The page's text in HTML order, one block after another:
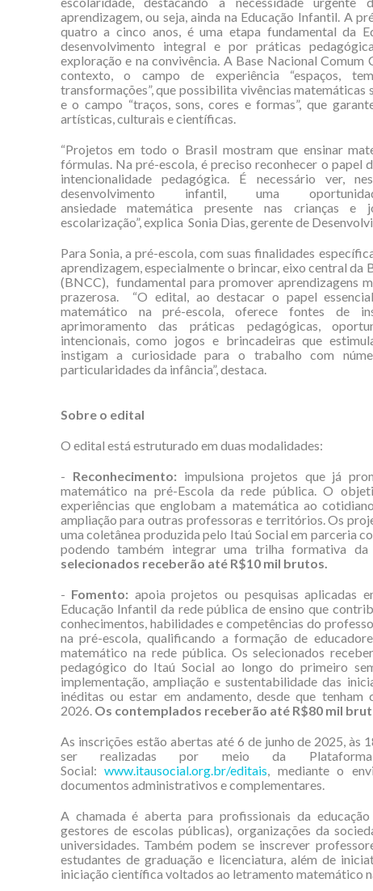
aprendizagem, ou seja, ainda na Educação Infantil. A
quatro a cinco anos, é uma etapa fundamental da
desenvolvimento integral e por práticas
exploração e na convivência. A Base Nacional Comum
contexto, o campo de experiência “espaços,
transformações”, que possibilita vivências
e o campo “traços, sons, cores e formas”, que
artísticas, culturais e científicas.
“Projetos em todo o Brasil mostram que ensinar
fórmulas. Na pré-escola, é preciso reconhecer o papel
intencionalidade pedagógica. É necessário ver,
desenvolvimento infantil, uma
ansiedade matemática presente nas crianças e
escolarização”, explica Sonia Dias, gerente de
Para Sonia, a pré-escola, com suas finalidades
aprendizagem, especialmente o brincar, eixo central da
(BNCC), fundamental para promover aprendizagens
prazerosa. “O edital, ao destacar o papel
matemático na pré-escola, oferece fontes de
aprimoramento das práticas pedagógicas,
intencionais, como jogos e brincadeiras que
instigam a curiosidade para o trabalho com
particularidades da infância”, destaca.
Sobre o edital
O edital está estruturado em duas modalidades:
- Reconhecimento: impulsiona projetos que já
matemático na pré-Escola da rede pública. O
experiências que englobam a matemática ao
ampliação para outras professoras e territórios. Os
uma coletânea produzida pelo Itaú Social em parceria
podendo também integrar uma trilha formativa da
selecionados receberão até R$10 mil brutos.
- Fomento: apoia projetos ou pesquisas aplicadas
Educação Infantil da rede pública de ensino que
conhecimentos, habilidades e competências do
na pré-escola, qualificando a formação de
matemático na rede pública. Os selecionados
pedagógico do Itaú Social ao longo do primeiro
implementação, ampliação e sustentabilidade das
inéditas ou estar em andamento, desde que
2026.Os contemplados receberão até R$80 mil
As inscrições estão abertas até 6 de junho de 2025, às
ser realizadas por meio da
Social:www.itausocial.org.br/editais, mediante o
documentos administrativos e complementares.
A chamada é aberta para profissionais da
gestores de escolas públicas), organizações da
universidades. Também podem se inscrever
estudantes de graduação e licenciatura, além de
iniciação científica voltados ao letramento matemático